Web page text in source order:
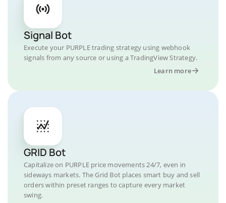
Signal Bot
Execute your PURPLE trading strategy using webhook
signals from any source or using a TradingView Strategy.
Learn more
GRID Bot
Capitalize on PURPLE price movements 24/7, even in
sideways markets. The Grid Bot places smart buy and sell
orders within preset ranges to capture every market
swing.